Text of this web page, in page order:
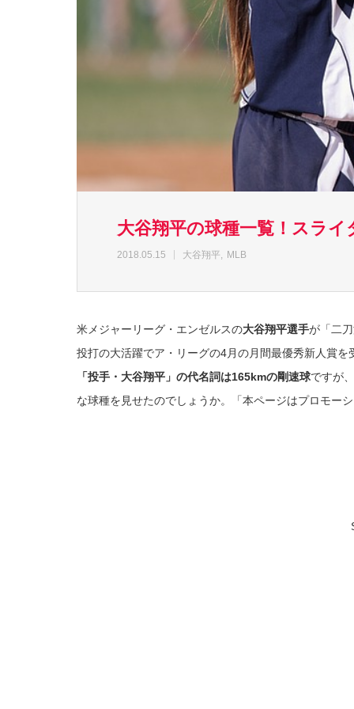
大谷翔平の球種一覧！スラ
2018.05.15 大谷翔平 MLB
米メジャーリーグ・エンゼルスの大谷翔平選手が「二
投打の大活躍でア・リーグの4月の月間最優秀新人賞を
「投手・大谷翔平」の代名詞は165kmの剛速球ですが
な球種を見せたのでしょうか。「本ページはプロモーシ